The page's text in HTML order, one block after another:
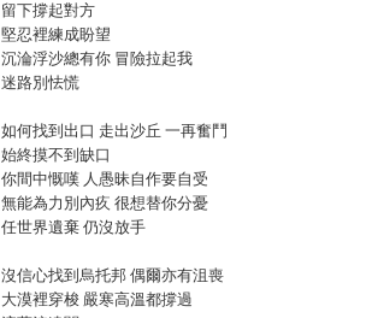
留下撐起對方
堅忍裡練成盼望
沉淪浮沙總有你 冒險拉起我
迷路別怯慌
如何找到出口 走出沙丘 一再奮鬥
始終摸不到缺口
你間中慨嘆 人愚昧自作要自受
無能為力別內疚 很想替你分憂
任世界遺棄 仍沒放手
沒信心找到烏托邦 偶爾亦有沮喪
大漠裡穿梭 嚴寒高溫都撐過